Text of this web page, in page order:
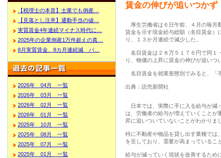
【税理士の本音】士業でも倒産…
【見落とし注意】通勤手当の値…
実質賃金4年連続マイナス時代に…
2025年の企業倒産1万件超えの真…
8月実質賃金、8カ月連続減 パ…
2026年 04月 一覧
2026年 03月 一覧
2026年 02月 一覧
2026年 01月 一覧
2025年 10月 一覧
2025年 08月 一覧
2025年 07月 一覧
2025年 01月 一覧
賃金の伸びが追いつかず
厚生労働省は６日午前、４月の毎月
賃金を示す現金給与総額（名目賃金）
り、１３か月連続で減少した。
名目賃金は２８万５１７６円で同１
り、物価の上昇に賃金の伸びが追い
名目賃金を就業形態別でみると、「
出典：読売新聞社
日本では、実際に手に入る給与が減
は、労働者の給与が増えていくことが
昇に追いついていないことがわかりま
特に不動産や物品を貸し出す業種では
を呈しており、需要が高まっているこ
給与が減っていく現状を改善するため